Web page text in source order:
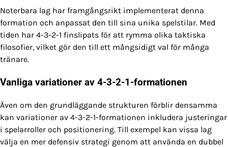
Noterbara lag har framgångsrikt implementerat denna
formation och anpassat den till sina unika spelstilar. Med
tiden har 4-3-2-1 finslipats för att rymma olika taktiska
filosofier, vilket gör den till ett mångsidigt val för många
tränare.
Vanliga variationer av 4-3-2-1-formationen
Även om den grundläggande strukturen förblir densamma
kan variationer av 4-3-2-1-formationen inkludera justeringar
i spelarroller och positionering. Till exempel kan vissa lag
välja en mer defensiv strategi genom att använda en dubbel